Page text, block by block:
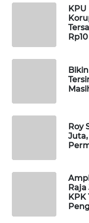
Roy
Raja
KPK
DESA